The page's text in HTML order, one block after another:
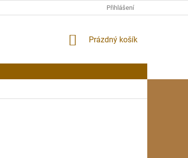
Přihlášení
NÁKUPNÍ
Prázdný košík